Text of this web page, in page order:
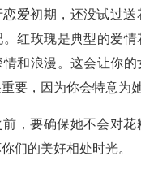
爱初期，还没试过送
红玫瑰是典型的爱
和浪漫。这会让你的
要，因为你会特意为
，要确保她不会对花
们的美好相处时光。